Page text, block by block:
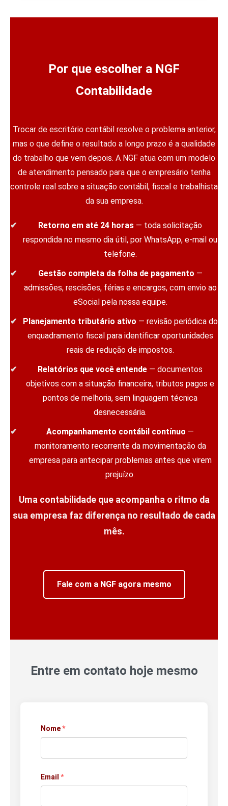
Por que escolher a NGF
Contabilidade
Trocar de escritório contábil resolve o problema anterior,
mas o que define o resultado a longo prazo é a qualidade
do trabalho que vem depois. A NGF atua com um modelo
de atendimento pensado para que o empresário tenha
controle real sobre a situação contábil, fiscal e trabalhista
da sua empresa.
Retorno em até 24 horas — toda solicitação
respondida no mesmo dia útil, por WhatsApp, e-mail ou
telefone.
Gestão completa da folha de pagamento —
admissões, rescisões, férias e encargos, com envio ao
eSocial pela nossa equipe.
Planejamento tributário ativo — revisão periódica do
enquadramento fiscal para identificar oportunidades
reais de redução de impostos.
Relatórios que você entende — documentos
objetivos com a situação financeira, tributos pagos e
pontos de melhoria, sem linguagem técnica
desnecessária.
Acompanhamento contábil contínuo —
monitoramento recorrente da movimentação da
empresa para antecipar problemas antes que virem
prejuízo.
Uma contabilidade que acompanha o ritmo da
sua empresa faz diferença no resultado de cada
mês.
Fale com a NGF agora mesmo
Entre em contato hoje mesmo
Nome*
Email *